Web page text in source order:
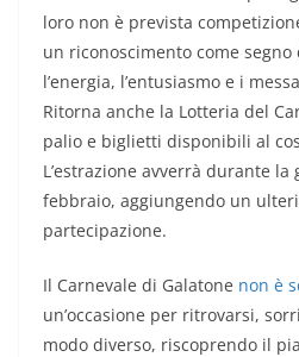
loro non è prevista
un riconoscimento come
l’energia, l’entusiasmo e i
Ritorna anche la Lotteria del
palio e biglietti disponibili al
L’estrazione avverrà durante
febbraio, aggiungendo un
partecipazione.
Il Carnevale di Galatone non è
un’occasione per ritrovarsi,
modo diverso, riscoprendo il